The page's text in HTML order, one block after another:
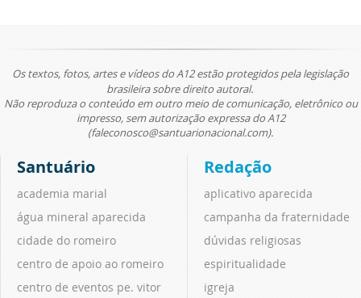
Os textos, fotos, artes e vídeos do A12 estão protegidos pela legislação
brasileira sobre direito autoral.
Não reproduza o conteúdo em outro meio de comunicação, eletrônico ou
impresso, sem autorização expressa do A12
(faleconosco@santuarionacional.com).
Santuário
academia marial
água mineral aparecida
cidade do romeiro
centro de apoio ao romeiro
centro de eventos pe. vitor
Redação
aplicativo aparecida
campanha da fraternidade
dúvidas religiosas
espiritualidade
igreja